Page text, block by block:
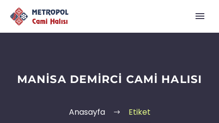
MANISA DEMIRCI CAMI HALISI
Anasayfa Etiket